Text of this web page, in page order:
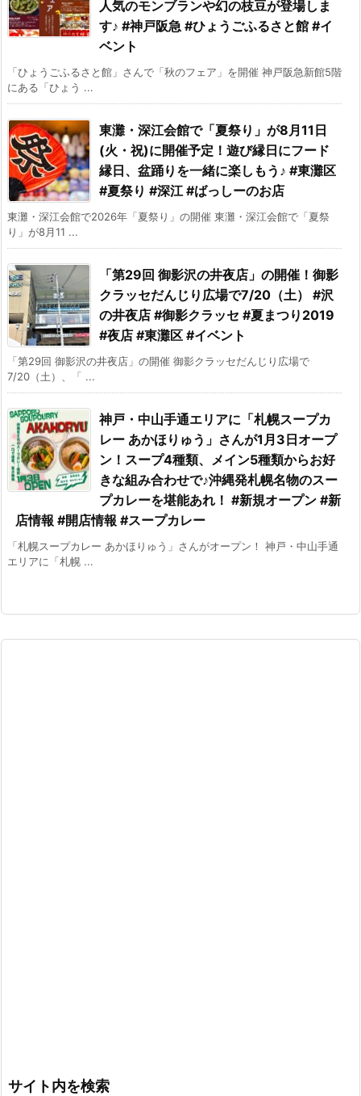
人気のモンブランや幻の枝豆が登場しま
す♪ #神戸阪急 #ひょうごふるさと館 #イ
ベント
「ひょうごふるさと館」さんで「秋のフェア」を開催 神戸阪急新館5階
にある「ひょう ...
東灘・深江会館で「夏祭り」が8月11日
(火・祝)に開催予定！遊び縁日にフード
縁日、盆踊りを一緒に楽しもう♪ #東灘区
#夏祭り #深江 #ばっしーのお店
東灘・深江会館で2026年「夏祭り」の開催 東灘・深江会館で「夏祭
り」が8月11 ...
「第29回 御影沢の井夜店」の開催！御影
クラッセだんじり広場で7/20（土） #沢
の井夜店 #御影クラッセ #夏まつり2019
#夜店 #東灘区 #イベント
「第29回 御影沢の井夜店」の開催 御影クラッセだんじり広場で
7/20（土）、「 ...
神戸・中山手通エリアに「札幌スープカ
レー あかほりゅう」さんが1月3日オープ
ン！スープ4種類、メイン5種類からお好
きな組み合わせで♪沖縄発札幌名物のスー
プカレーを堪能あれ！ #新規オープン #新
店情報 #開店情報 #スープカレー
「札幌スープカレー あかほりゅう」さんがオープン！ 神戸・中山手通
エリアに「札幌 ...
サイト内を検索